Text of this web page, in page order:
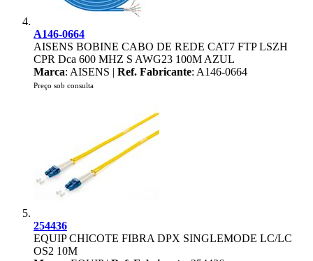
A146-0664
AISENS BOBINE CABO DE REDE CAT7 FTP LSZH
CPR Dca 600 MHZ S AWG23 100M AZUL
Marca: AISENS | Ref. Fabricante: A146-0664
Preço sob consulta
254436
EQUIP CHICOTE FIBRA DPX SINGLEMODE LC/LC
OS2 10M